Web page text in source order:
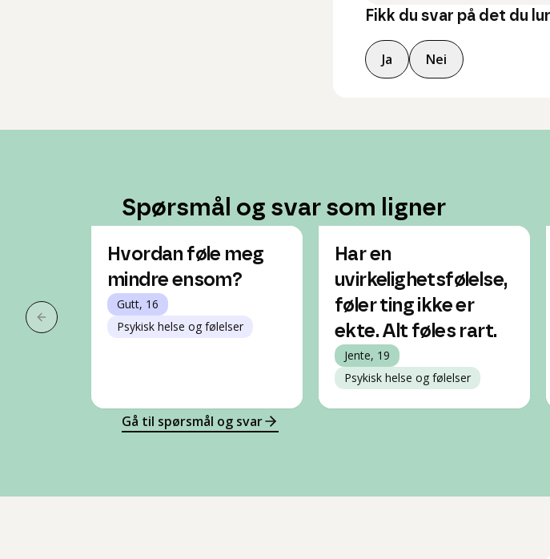
Fikk du svar på det du
Ja Nei
Spørsmål og svar som ligner
Forrige slide
Hvordan føle meg
mindre ensom?
Gutt, 16
Psykisk helse og følelser
Har en
uvirkelighetsfølelse,
føler ting ikke er
ekte. Alt føles rart.
Jente, 19
Psykisk helse og følelser
Gå til spørsmål og svar